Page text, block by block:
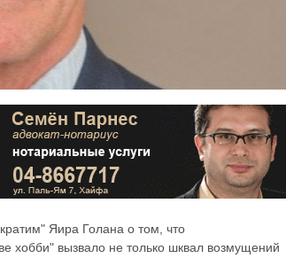
Яира Голана о том, что
хобби" вызвало не только шквал возмущений